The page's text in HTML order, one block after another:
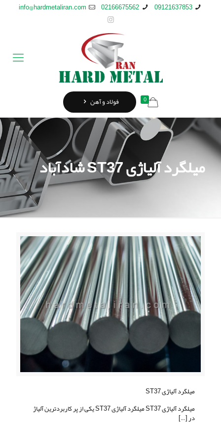
09121637853
02166675562
info@hardmetaliran.com
0 فولاد و آهن
میلگرد آلیاژی ST37 شادآباد
میلگرد آلیاژی ST37
میلگرد آلیاژی ST37 میلگرد آلیاژی ST37 یکی از پر کاربردترین آلیاژ
در[…]